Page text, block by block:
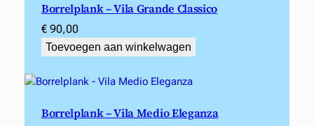
Borrelplank – Vila Grande Classico
€90,00
Toevoegen aan winkelwagen
Borrelplank – Vila Medio Eleganza